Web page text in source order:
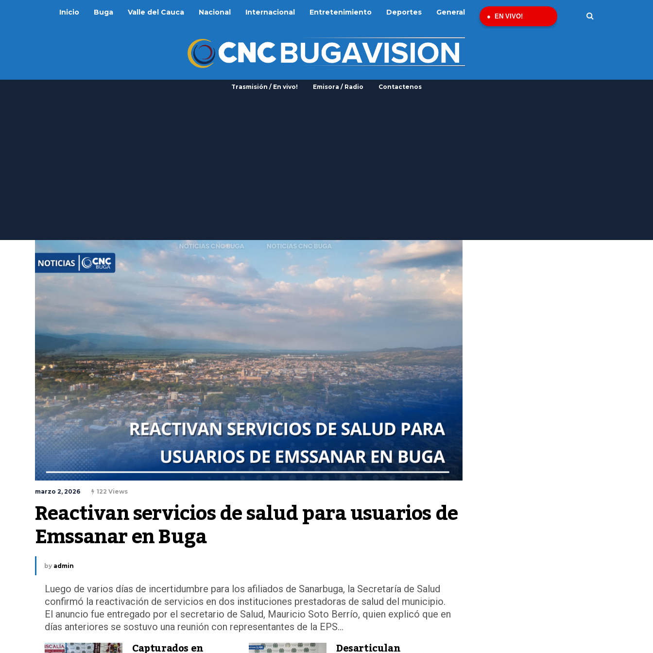
Inicio Buga Valle del Cauca Nacional Internacional Entretenimiento Deportes General EN VIVO!
Trasmisión / En vivo! Emisora / Radio Contactenos
marzo 2, 2026 122 Views
Reactivan servicios de salud para usuarios de
Emssanar en Buga
by admin
Luego de varios días de incertidumbre para los afiliados de Sanarbuga, la Secretaría de Salud
confirmó la reactivación de servicios en dos instituciones prestadoras de salud del municipio.
El anuncio fue entregado por el secretario de Salud, Mauricio Soto Berrío, quien explicó que en
días anteriores se sostuvo una reunión con representantes de la EPS...
Capturados en Desarticulan